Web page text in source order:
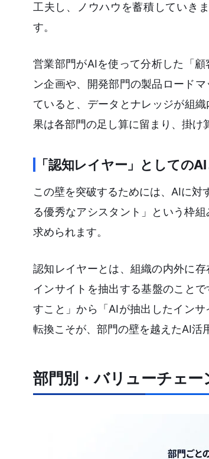
工夫し、ノウハウを蓄積していき
す。
営業部門がAIを使って分析した「
ン企画や、開発部門の製品ロード
ていると、データとナレッジが組
果は各部門の足し算に留まり、掛け
「認知レイヤー」としての
この壁を突破するためには、AIに
る優秀なアシスタント」という枠
求められます。
認知レイヤーとは、組織の内外に
インサイトを抽出する基盤のこと
すこと」から「AIが抽出したイン
転換こそが、部門の壁を越えたAI活
部門別・バリューチェ